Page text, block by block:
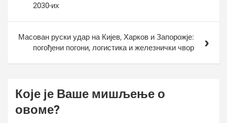
2030-их
Масован руски удар на Кијев, Харков и Запорожје:
погођени погони, логистика и железнички чвор
Које је Ваше мишљење о
овоме?